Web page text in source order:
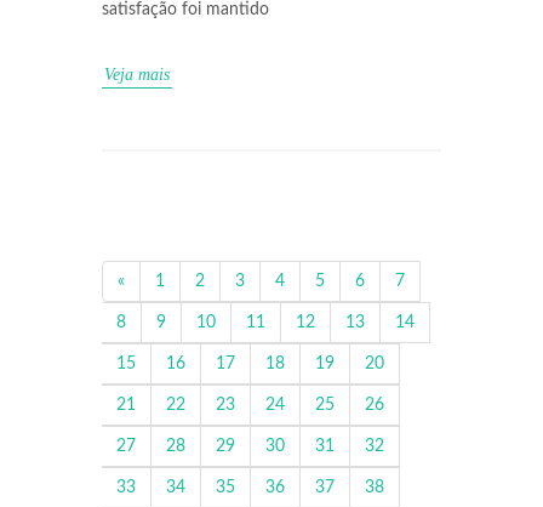
satisfação foi mantido
Veja mais
« 1 2 3 4 5 6 7
8 9 10 11 12 13 14
15 16 17 18 19 20
21 22 23 24 25 26
27 28 29 30 31 32
33 34 35 36 37 38